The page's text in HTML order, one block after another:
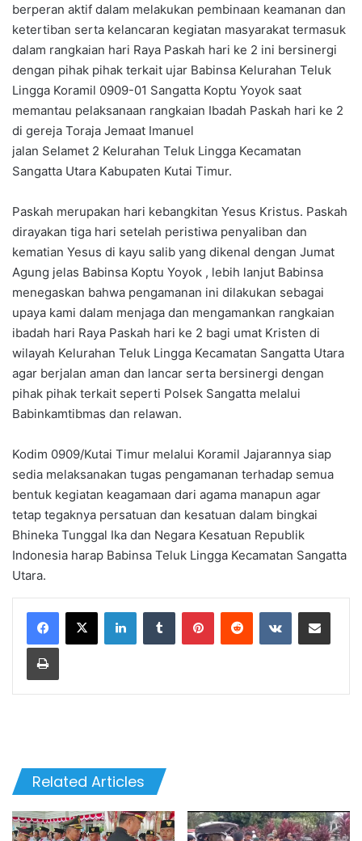
berperan aktif dalam melakukan pembinaan keamanan dan
ketertiban serta kelancaran kegiatan masyarakat termasuk
dalam rangkaian hari Raya Paskah hari ke 2 ini bersinergi
dengan pihak pihak terkait ujar Babinsa Kelurahan Teluk
Lingga Koramil 0909-01 Sangatta Koptu Yoyok saat
memantau pelaksanaan rangkaian Ibadah Paskah hari ke 2
di gereja Toraja Jemaat Imanuel
jalan Selamet 2 Kelurahan Teluk Lingga Kecamatan
Sangatta Utara Kabupaten Kutai Timur.
Paskah merupakan hari kebangkitan Yesus Kristus. Paskah
dirayakan tiga hari setelah peristiwa penyaliban dan
kematian Yesus di kayu salib yang dikenal dengan Jumat
Agung jelas Babinsa Koptu Yoyok , lebih lanjut Babinsa
menegaskan bahwa pengamanan ini dilakukan sebagai
upaya kami dalam menjaga dan mengamankan rangkaian
ibadah hari Raya Paskah hari ke 2 bagi umat Kristen di
wilayah Kelurahan Teluk Lingga Kecamatan Sangatta Utara
agar berjalan aman dan lancar serta bersinergi dengan
pihak pihak terkait seperti Polsek Sangatta melalui
Babinkamtibmas dan relawan.
Kodim 0909/Kutai Timur melalui Koramil Jajarannya siap
sedia melaksanakan tugas pengamanan terhadap semua
bentuk kegiatan keagamaan dari agama manapun agar
tetap tegaknya persatuan dan kesatuan dalam bingkai
Bhineka Tunggal Ika dan Negara Kesatuan Republik
Indonesia harap Babinsa Teluk Lingga Kecamatan Sangatta
Utara.
LinkedInTumblr PinterestReddit VKontakteShare via Email
Print
Related Articles